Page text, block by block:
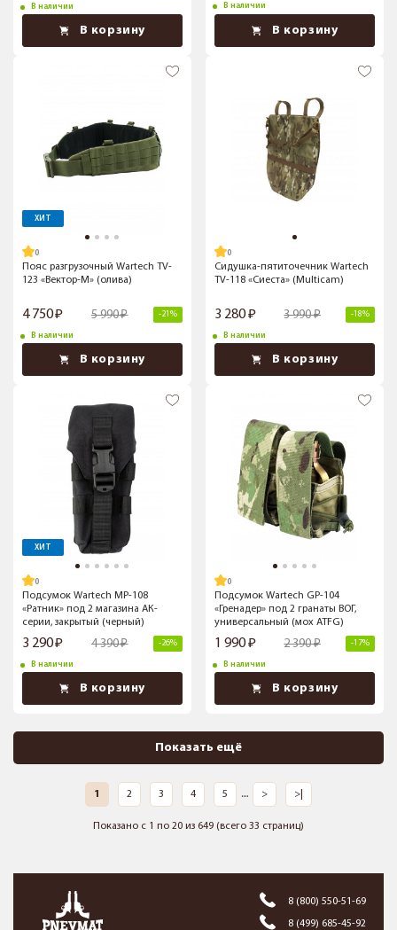
В наличии
В корзину
В наличии
В корзину
ХИТ
Пояс разгрузочный Wartech TV-
123 «Вектор-М» (олива)
4 750 5 990 -21%
В наличии
В корзину
Сидушка-пятиточечник Wartech
TV-118 «Сиеста» (Multicam)
3 280 3 990 -18%
В наличии
В корзину
ХИТ
Подсумок Wartech MP-108
«Ратник» под 2 магазина АК-
серии, закрытый (черный)
3 290 4 390 -26%
В наличии
В корзину
Подсумок Wartech GP-104
«Гренадер» под 2 гранаты ВОГ,
универсальный (мох ATFG)
1 990 2 390 -17%
В наличии
В корзину
Показать ещё
1 2 3 4 5 .... > >|
Показано с 1 по 20 из 649 (всего 33 страниц)
8 (800) 550-51-69
8 (499) 685-45-92